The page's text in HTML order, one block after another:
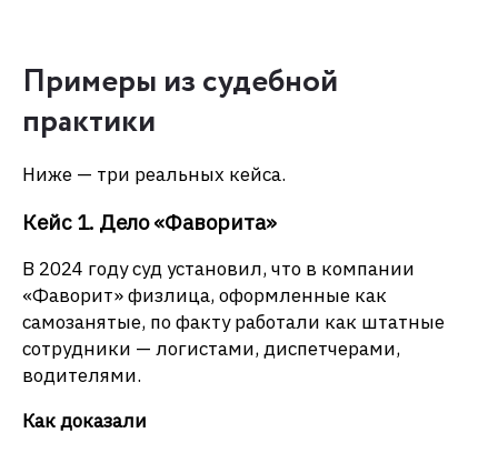
Примеры из судебной
практики
Ниже — три реальных кейса.
Кейс 1. Дело «Фаворита»
В 2024 году суд установил, что в компании
«Фаворит» физлица, оформленные как
самозанятые, по факту работали как штатные
сотрудники — логистами, диспетчерами,
водителями.
Как доказали